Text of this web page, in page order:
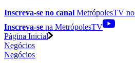
Inscreva-se no canal MetrópolesTV no
Inscreva-se na MetrópolesTV
Página Inicial
Negócios
Negócios